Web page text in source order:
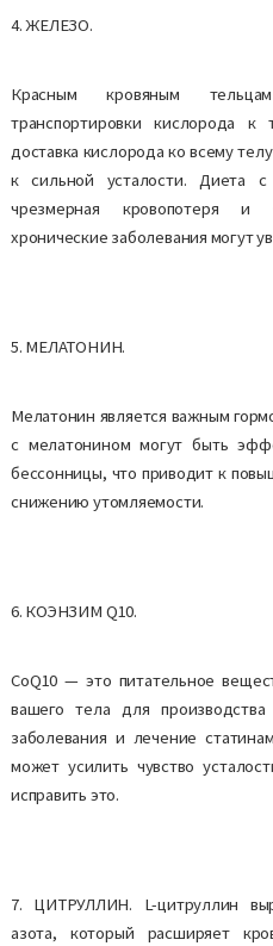
4. ЖЕЛЕЗО.
Красным кровяным
транспортировки кислорода
доставка кислорода ко всему
к сильной усталости. Диета
чрезмерная кровопотеря и
хронические заболевания могут
5. МЕЛАТОНИН.
Мелатонин является важным
с мелатонином могут быть
бессонницы, что приводит к
снижению утомляемости.
6. КОЭНЗИМ Q10.
CoQ10 — это питательное
вашего тела для
заболевания и лечение
может усилить чувство
исправить это.
7. ЦИТРУЛЛИН. L-цитруллин
азота, который расширяет